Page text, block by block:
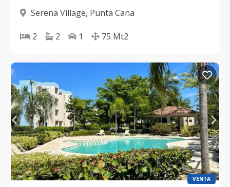
Serena Village, Punta Cana
2 2 1 75 Mt2
VENTA